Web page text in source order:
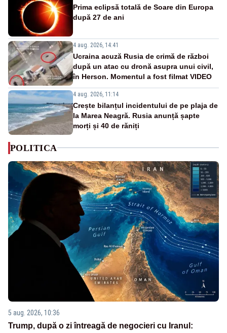
Prima eclipsă totală de Soare din Europa
după 27 de ani
4 aug. 2026, 14:41
Ucraina acuză Rusia de crimă de război
după un atac cu dronă asupra unui civil,
în Herson. Momentul a fost filmat VIDEO
4 aug. 2026, 11:14
Crește bilanțul incidentului de pe plaja de
la Marea Neagră. Rusia anunță șapte
morți și 40 de răniți
POLITICA
5 aug. 2026, 10:36
Trump, după o zi întreagă de negocieri cu Iranul: